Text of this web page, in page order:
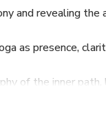
and revealing
as presence,
of the inner path,